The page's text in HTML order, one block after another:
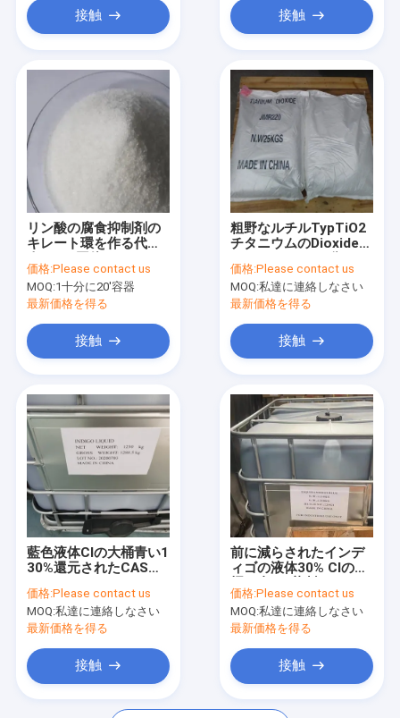
プロダクト
私達について
工場旅行
品質管理
ニュース
場合
接触 接触
リン酸の腐食抑制剤の
キレート環を作る代理
2809-21-4
価格:Please contact us
MOQ:1十分に20'容器
最新価格を得る
接触
粗野なルチルTypTiO2
チタニウムのDioxidee
価格:Please contact us
MOQ:私達に連絡しなさい
最新価格を得る
接触
藍色液体CIの大桶青い1
30%還元されたCAS
価格:Please contact us
MOQ:私達に連絡しなさい
最新価格を得る
接触
前に減らされたインデ
ィゴの液体30% CIの大
482-89-3
価格:Please contact us
MOQ:私達に連絡しなさい
最新価格を得る
接触